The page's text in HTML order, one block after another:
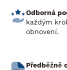
Odborná
každým
obnovení.
Předběžně